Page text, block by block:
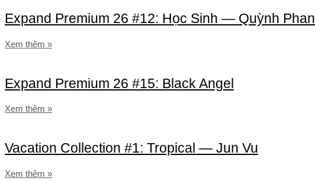
Expand Premium 26 #12: Học Sinh — Quỳnh Phan
Xem thêm »
Expand Premium 26 #15: Black Angel
Xem thêm »
Vacation Collection #1: Tropical — Jun Vu
Xem thêm »